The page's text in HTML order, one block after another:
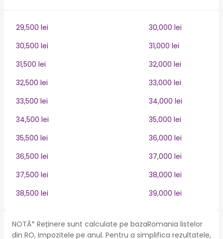
29,500 lei
30,000 lei
30,500 lei
31,000 lei
31,500 lei
32,000 lei
32,500 lei
33,000 lei
33,500 lei
34,000 lei
34,500 lei
35,000 lei
35,500 lei
36,000 lei
36,500 lei
37,000 lei
37,500 lei
38,000 lei
38,500 lei
39,000 lei
NOTĂ* Reținere sunt calculate pe bazaRomania listelor
din RO, impozitele pe anul. Pentru a simplifica rezultatele,